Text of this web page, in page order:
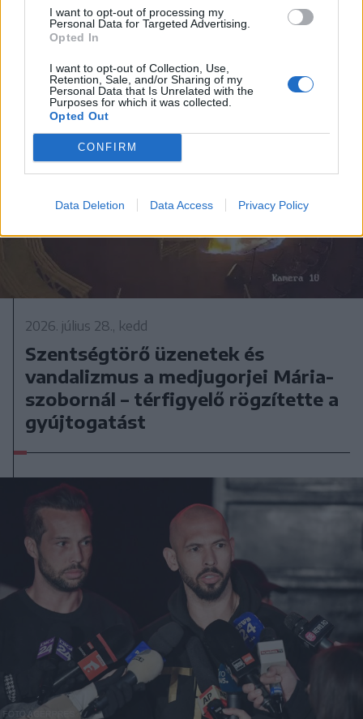
I want to opt-out of processing my
Personal Data for Targeted Advertising.
Opted In
I want to opt-out of Collection, Use,
Retention, Sale, and/or Sharing of my
Personal Data that Is Unrelated with the
Purposes for which it was collected.
Opted Out
CONFIRM
Data Deletion Data Access Privacy Policy
2026. július 28., kedd
Szentségtörő üzenetek és
vandalizmus a medjugorjei Mária-
szobornál – térfigyelő rögzítette a
gyújtogatást